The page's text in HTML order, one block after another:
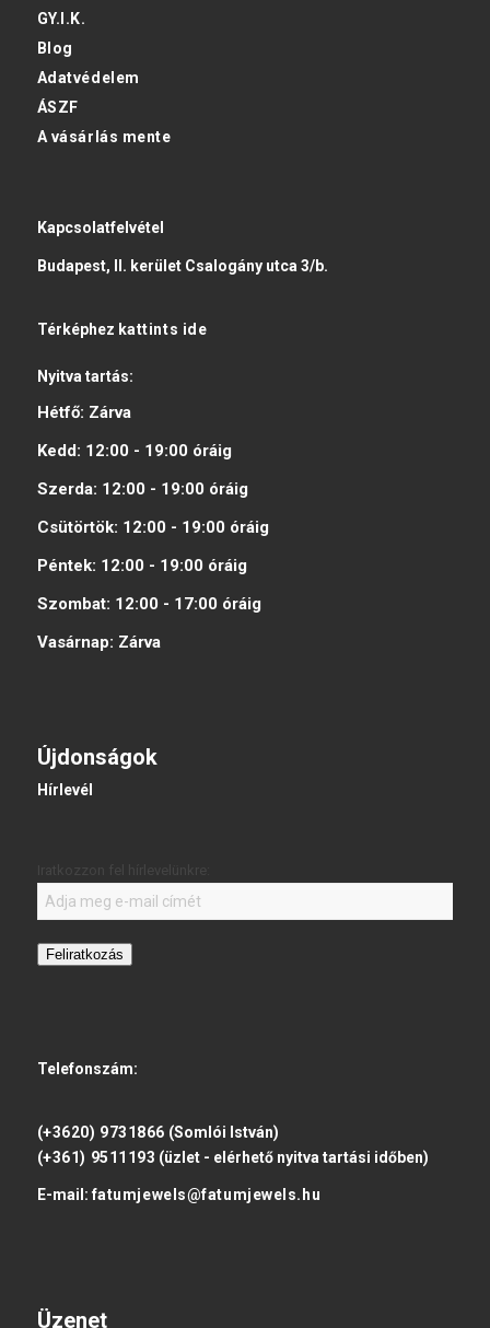
GY.I.K.
Blog
Adatvédelem
ÁSZF
A vásárlás mente
Kapcsolatfelvétel
Budapest, II. kerület Csalogány utca 3/b.
Térképhez kattints ide
Nyitva tartás:
Hétfő: Zárva
Kedd: 12:00 - 19:00 óráig
Szerda: 12:00 - 19:00 óráig
Csütörtök: 12:00 - 19:00 óráig
Péntek: 12:00 - 19:00 óráig
Szombat: 12:00 - 17:00 óráig
Vasárnap: Zárva
Újdonságok
Hírlevél
Feliratkozás
Telefonszám:
(+3620) 9731866 (Somlói István)
(+361) 9511193 (üzlet - elérhető nyitva tartási időben)
E-mail: fatumjewels@fatumjewels.hu
Üzenet